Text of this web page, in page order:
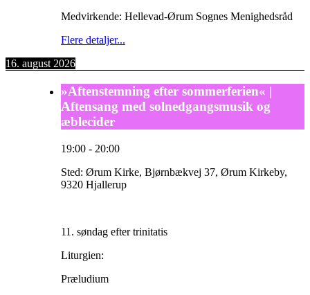
Medvirkende: Hellevad-Ørum Sognes Menighedsråd
Flere detaljer...
16. august 2026
»Aftenstemning efter sommerferien« |
Aftensang med solnedgangsmusik og
æblecider
19:00 - 20:00
Sted: Ørum Kirke, Bjørnbækvej 37, Ørum Kirkeby,
9320 Hjallerup
11. søndag efter trinitatis
Liturgien:
Præludium